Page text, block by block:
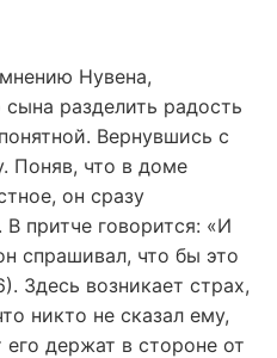
Нувена,
разделить радость
Вернувшись с
Поняв, что в доме
он сразу
В притче говорится: «И
спрашивал, что бы это
Здесь возникает страх,
никто не сказал ему,
его держат в стороне от